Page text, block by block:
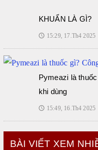
KHUẨN LÀ GÌ?
🕔 15:29, 17.Th4 2025
Pymeazi là
khi dùng
🕔 15:49, 16.Th4 2025
BÀI VIẾT XEM